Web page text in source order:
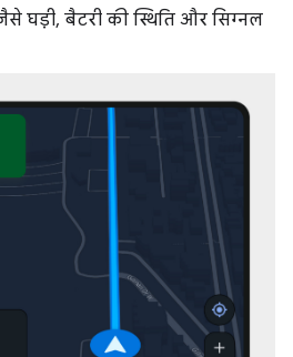
घड़ी, बैटरी की स्थिति और सिग्नल